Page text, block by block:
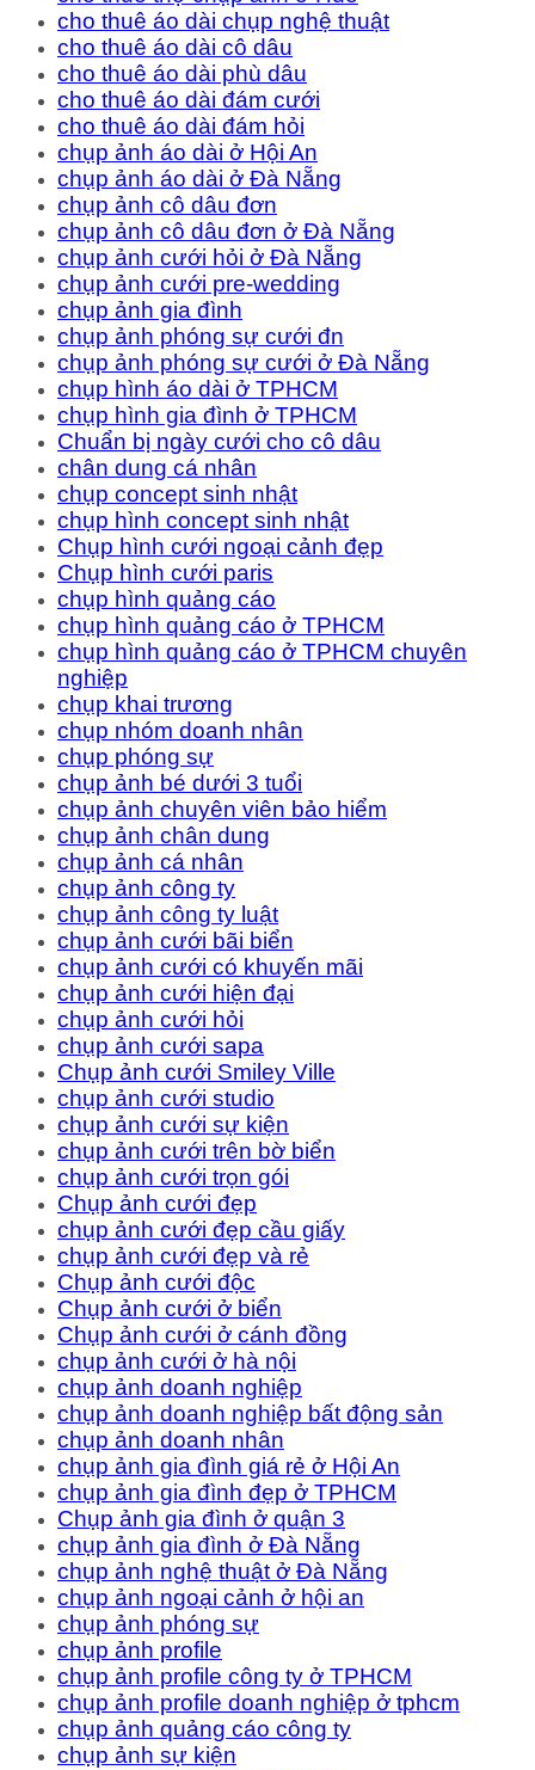
cho thuê áo dài chụp nghệ thuật
cho thuê áo dài cô dâu
cho thuê áo dài phù dâu
cho thuê áo dài đám cưới
cho thuê áo dài đám hỏi
chụp ảnh áo dài ở Hội An
chụp ảnh áo dài ở Đà Nẵng
chụp ảnh cô dâu đơn
chụp ảnh cô dâu đơn ở Đà Nẵng
chụp ảnh cưới hỏi ở Đà Nẵng
chụp ảnh cưới pre-wedding
chụp ảnh gia đình
chụp ảnh phóng sự cưới đn
chụp ảnh phóng sự cưới ở Đà Nẵng
chụp hình áo dài ở TPHCM
chụp hình gia đình ở TPHCM
Chuẩn bị ngày cưới cho cô dâu
chân dung cá nhân
chụp concept sinh nhật
chụp hình concept sinh nhật
Chụp hình cưới ngoại cảnh đẹp
Chụp hình cưới paris
chụp hình quảng cáo
chụp hình quảng cáo ở TPHCM
chụp hình quảng cáo ở TPHCM chuyên
nghiệp
chụp khai trương
chụp nhóm doanh nhân
chụp phóng sự
chụp ảnh bé dưới 3 tuổi
chụp ảnh chuyên viên bảo hiểm
chụp ảnh chân dung
chụp ảnh cá nhân
chụp ảnh công ty
chụp ảnh công ty luật
chụp ảnh cưới bãi biển
chụp ảnh cưới có khuyến mãi
chụp ảnh cưới hiện đại
chụp ảnh cưới hỏi
chụp ảnh cưới sapa
Chụp ảnh cưới Smiley Ville
chụp ảnh cưới studio
chụp ảnh cưới sự kiện
chụp ảnh cưới trên bờ biển
chụp ảnh cưới trọn gói
Chụp ảnh cưới đẹp
chụp ảnh cưới đẹp cầu giấy
chụp ảnh cưới đẹp và rẻ
Chụp ảnh cưới độc
Chụp ảnh cưới ở biển
Chụp ảnh cưới ở cánh đồng
chụp ảnh cưới ở hà nội
chụp ảnh doanh nghiệp
chụp ảnh doanh nghiệp bất động sản
chụp ảnh doanh nhân
chụp ảnh gia đình giá rẻ ở Hội An
chụp ảnh gia đình đẹp ở TPHCM
Chụp ảnh gia đình ở quận 3
chụp ảnh gia đình ở Đà Nẵng
chụp ảnh nghệ thuật ở Đà Nẵng
chụp ảnh ngoại cảnh ở hội an
chụp ảnh phóng sự
chụp ảnh profile
chụp ảnh profile công ty ở TPHCM
chụp ảnh profile doanh nghiệp ở tphcm
chụp ảnh quảng cáo công ty
chụp ảnh sự kiện